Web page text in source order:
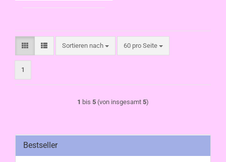
Sortieren nach
Sortieren nach 60 pro Seite
pro Seite
1
1 bis 5 (von insgesamt 5)
Bestseller